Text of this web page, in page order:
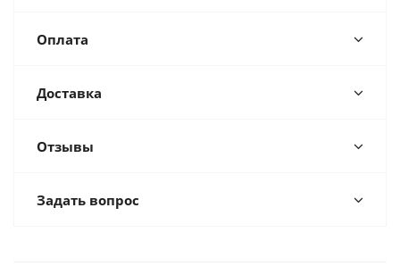
Оплата
Доставка
Отзывы
Задать вопрос